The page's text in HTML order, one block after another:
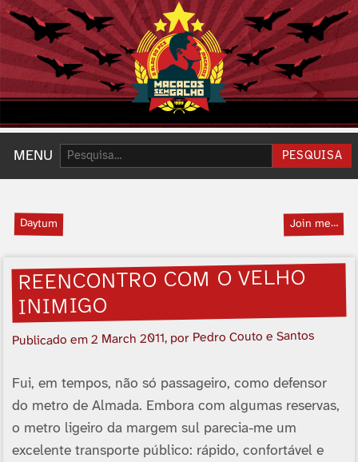
MENU Pesquisar: PESQUISA
Daytum Join me…
REENCONTRO COM O VELHO
INIMIGO
Publicado em2 March 2011, por Pedro Couto e Santos
Fui, em tempos, não só passageiro, como defensor
do metro de Almada. Embora com algumas reservas,
o metro ligeiro da margem sul parecia-me um
excelente transporte público: rápido, confortável e